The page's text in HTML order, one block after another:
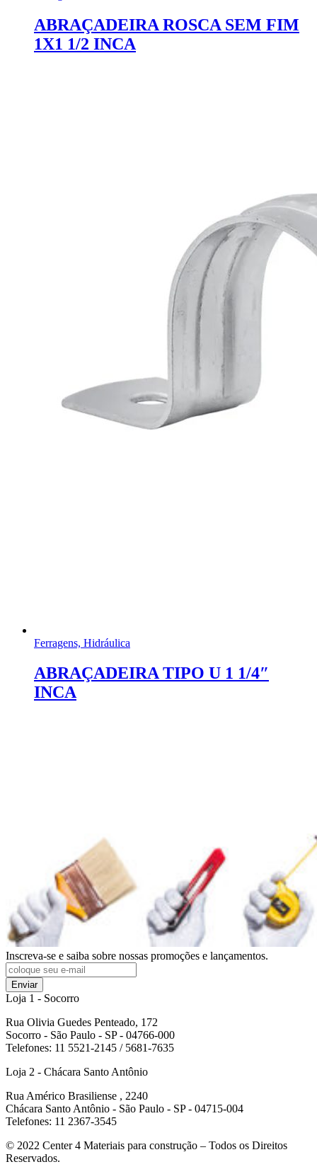
ABRAÇADEIRA ROSCA SEM FIM
1X1 1/2 INCA
Ferragens, Hidráulica
ABRAÇADEIRA TIPO U 1 1/4″
INCA
Inscreva-se e saiba sobre nossas promoções e lançamentos.
Enviar
Loja 1 - Socorro
Rua Olivia Guedes Penteado, 172
Socorro - São Paulo - SP - 04766-000
Telefones: 11 5521-2145 / 5681-7635
Loja 2 - Chácara Santo Antônio
Rua Américo Brasiliense , 2240
Chácara Santo Antônio - São Paulo - SP - 04715-004
Telefones: 11 2367-3545
© 2022 Center 4 Materiais para construção – Todos os Direitos
Reservados.